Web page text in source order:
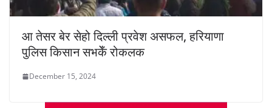
आ तेसर बेर सेहो दिल्ली प्रवेश असफल, हरियाणा
पुलिस किसान सभकेँ रोकलक
December 15, 2024